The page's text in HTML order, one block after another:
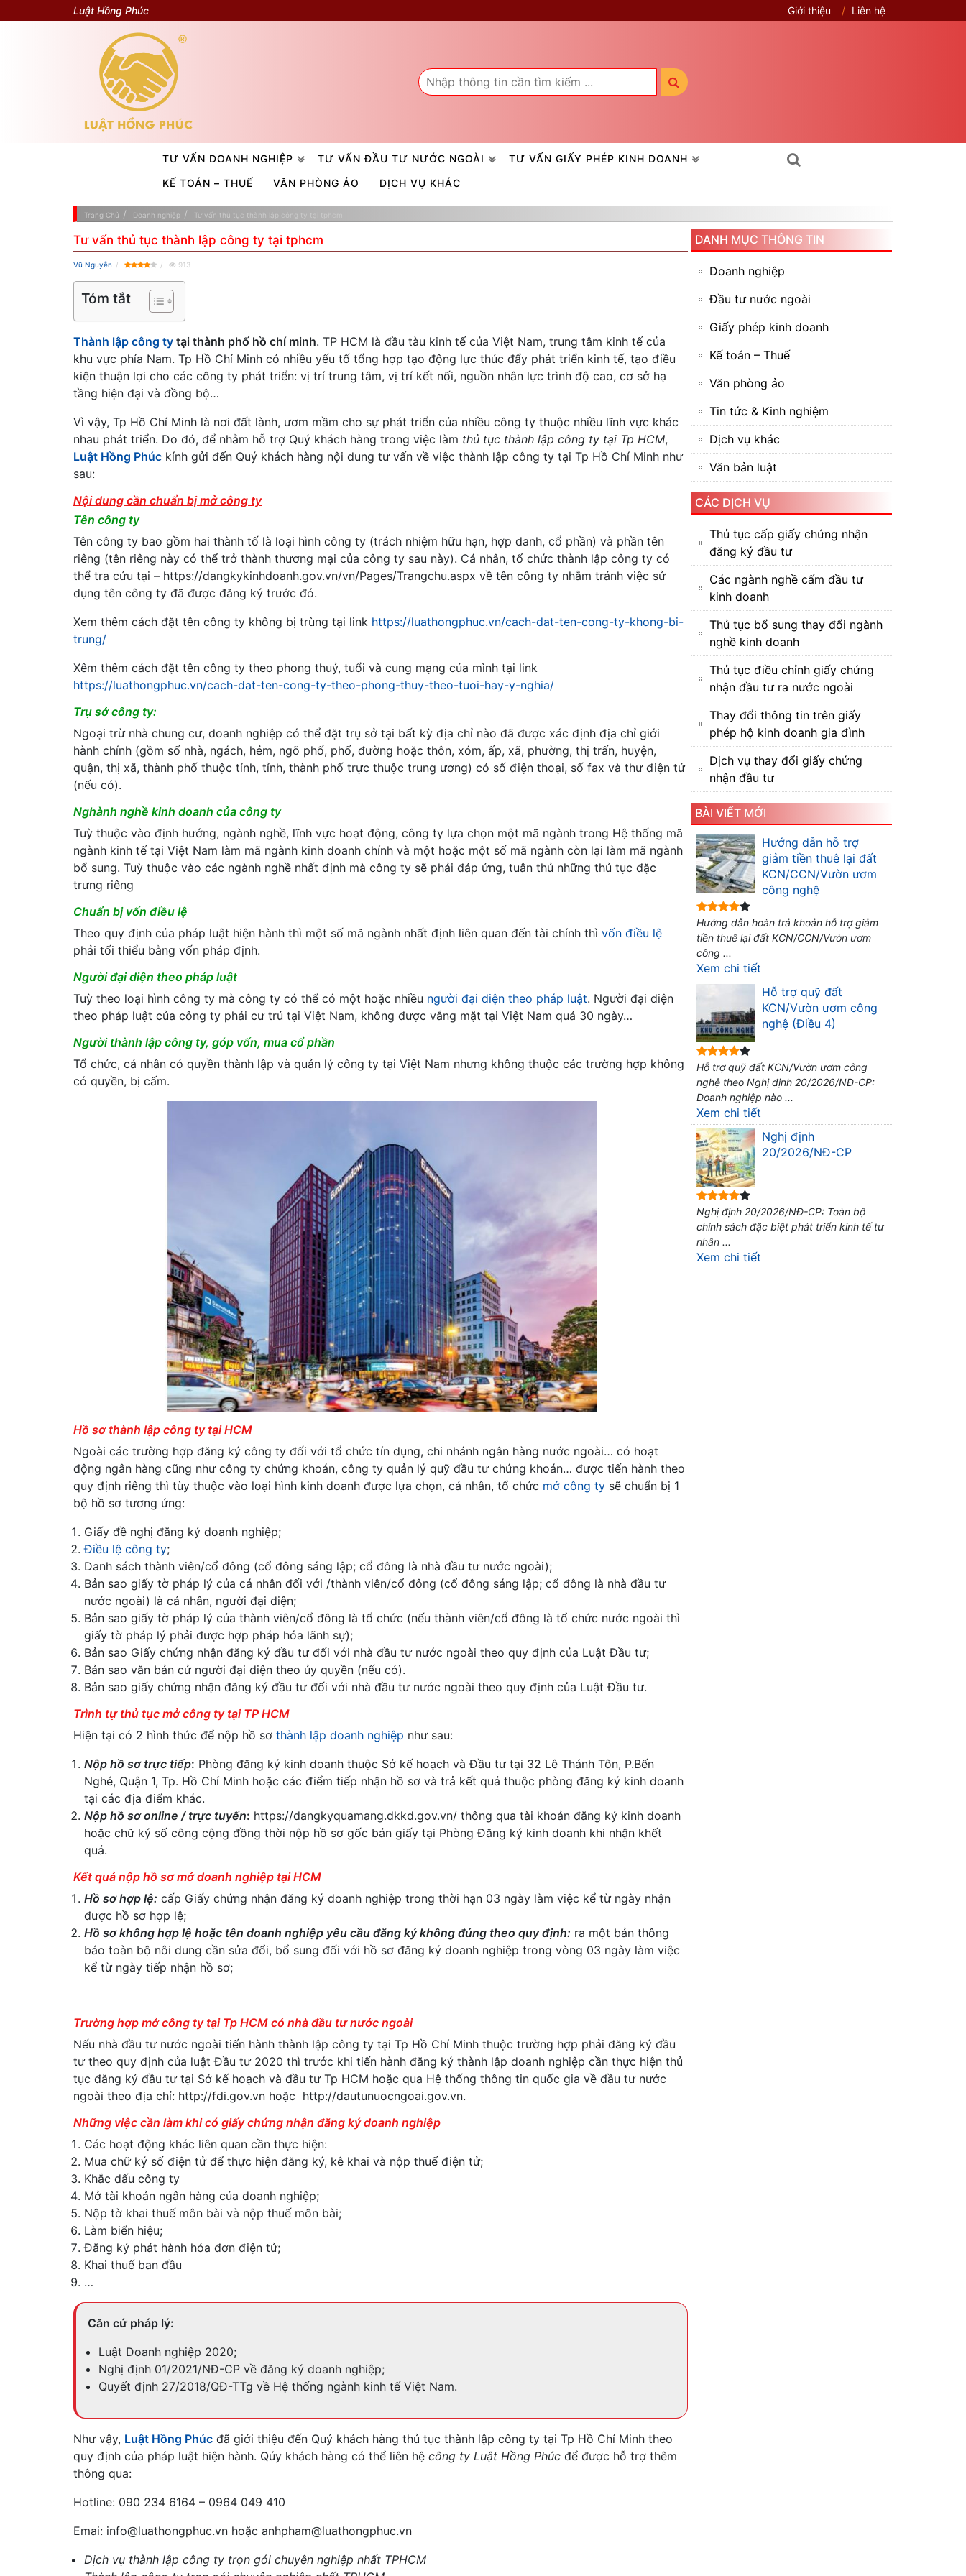
Luật Hồng Phúc Giới thiệu Liên hệ
TƯ VẤN DOANH NGHIỆP TƯ VẤN ĐẦU TƯ NƯỚC NGOÀI
TƯ VẤN GIẤY PHÉP KINH DOANH
KẾ TOÁN – THUẾ
VĂN PHÒNG ẢO DỊCH VỤ KHÁC
Trang Chủ Doanh nghiệp Tư vấn thủ tục thành lập công ty tại tphcm
Tư vấn thủ tục thành lập công ty tại tphcm
Vũ Nguyễn 913
Tóm tắt
Thành lập công ty tại thành phố hồ chí minh. TP HCM là đầu tàu kinh tế của Việt Nam, trung tâm kinh tế của
khu vực phía Nam. Tp Hồ Chí Minh có nhiều yếu tố tổng hợp tạo động lực thúc đẩy phát triển kinh tế, tạo điều
kiện thuận lợi cho các công ty phát triển: vị trí trung tâm, vị trí kết nối, nguồn nhân lực trình độ cao, cơ sở hạ
tầng hiện đại và đồng bộ…
Vì vậy, Tp Hồ Chí Minh là nơi đất lành, ươm mầm cho sự phát triển của nhiều công ty thuộc nhiều lĩnh vực khác
nhau phát triển. Do đó, để nhằm hỗ trợ Quý khách hàng trong việc làm thủ tục thành lập công ty tại Tp HCM,
Luật Hồng Phúc kính gửi đến Quý khách hàng nội dung tư vấn về việc thành lập công ty tại Tp Hồ Chí Minh như
sau:
Nội dung cần chuẩn bị mở công ty
Tên công ty
Tên công ty bao gồm hai thành tố là loại hình công ty (trách nhiệm hữu hạn, hợp danh, cổ phần) và phần tên
riêng (tên riêng này có thể trở thành thương mại của công ty sau này). Cá nhân, tổ chức thành lập công ty có
thể tra cứu tại – https://dangkykinhdoanh.gov.vn/vn/Pages/Trangchu.aspx về tên công ty nhằm tránh việc sử
dụng tên công ty đã được đăng ký trước đó.
Xem thêm cách đặt tên công ty không bị trùng tại link https://luathongphuc.vn/cach-dat-ten-cong-ty-khong-bi-
trung/
Xêm thêm cách đặt tên công ty theo phong thuỷ, tuổi và cung mạng của mình tại link
https://luathongphuc.vn/cach-dat-ten-cong-ty-theo-phong-thuy-theo-tuoi-hay-y-nghia/
Trụ sở công ty:
Ngoại trừ nhà chung cư, doanh nghiệp có thể đặt trụ sở tại bất kỳ địa chỉ nào đã được xác định địa chỉ giới
hành chính (gồm số nhà, ngách, hẻm, ngõ phố, phố, đường hoặc thôn, xóm, ấp, xã, phường, thị trấn, huyện,
quận, thị xã, thành phố thuộc tỉnh, tỉnh, thành phố trực thuộc trung ương) có số điện thoại, số fax và thư điện tử
(nếu có).
Nghành nghề kinh doanh của công ty
Tuỳ thuộc vào định hướng, ngành nghề, lĩnh vực hoạt động, công ty lựa chọn một mã ngành trong Hệ thống mã
ngành kinh tế tại Việt Nam làm mã ngành kinh doanh chính và một hoặc một số mã ngành còn lại làm mã ngành
bổ sung. Tuỳ thuộc vào các ngành nghề nhất định mà công ty sẽ phải đáp ứng, tuân thủ những thủ tục đặc
trưng riêng
Chuẩn bị vốn điều lệ
Theo quy định của pháp luật hiện hành thì một số mã ngành nhất định liên quan đến tài chính thì vốn điều lệ
phải tối thiểu bằng vốn pháp định.
Người đại diện theo pháp luật
Tuỳ theo loại hình công ty mà công ty có thể có một hoặc nhiều người đại diện theo pháp luật. Người đại diện
theo pháp luật của công ty phải cư trú tại Việt Nam, không được vắng mặt tại Việt Nam quá 30 ngày…
Người thành lập công ty, góp vốn, mua cổ phần
Tổ chức, cá nhân có quyền thành lập và quản lý công ty tại Việt Nam nhưng không thuộc các trường hợp không
có quyền, bị cấm.
Hồ sơ thành lập công ty tại HCM
Ngoài các trường hợp đăng ký công ty đối với tổ chức tín dụng, chi nhánh ngân hàng nước ngoài… có hoạt
động ngân hàng cũng như công ty chứng khoán, công ty quản lý quỹ đầu tư chứng khoán… được tiến hành theo
quy định riêng thì tùy thuộc vào loại hình kinh doanh được lựa chọn, cá nhân, tổ chức mở công ty sẽ chuẩn bị 1
bộ hồ sơ tương ứng:
Giấy đề nghị đăng ký doanh nghiệp;
Điều lệ công ty;
Danh sách thành viên/cổ đông (cổ đông sáng lập; cổ đông là nhà đầu tư nước ngoài);
Bản sao giấy tờ pháp lý của cá nhân đối với /thành viên/cổ đông (cổ đông sáng lập; cổ đông là nhà đầu tư
nước ngoài) là cá nhân, người đại diện;
Bản sao giấy tờ pháp lý của thành viên/cổ đông là tổ chức (nếu thành viên/cổ đông là tổ chức nước ngoài thì
giấy tờ pháp lý phải được hợp pháp hóa lãnh sự);
Bản sao Giấy chứng nhận đăng ký đầu tư đối với nhà đầu tư nước ngoài theo quy định của Luật Đầu tư;
Bản sao văn bản cử người đại diện theo ủy quyền (nếu có).
Bản sao giấy chứng nhận đăng ký đầu tư đối với nhà đầu tư nước ngoài theo quy định của Luật Đầu tư.
Trình tự thủ tục mở công ty tại TP HCM
Hiện tại có 2 hình thức để nộp hồ sơ thành lập doanh nghiệp như sau:
Nộp hồ sơ trực tiếp: Phòng đăng ký kinh doanh thuộc Sở kế hoạch và Đầu tư tại 32 Lê Thánh Tôn, P.Bến
Nghé, Quận 1, Tp. Hồ Chí Minh hoặc các điểm tiếp nhận hồ sơ và trả kết quả thuộc phòng đăng ký kinh doanh
tại các địa điểm khác.
Nộp hồ sơ online / trực tuyến: https://dangkyquamang.dkkd.gov.vn/ thông qua tài khoản đăng ký kinh doanh
hoặc chữ ký số công cộng đồng thời nộp hồ sơ gốc bản giấy tại Phòng Đăng ký kinh doanh khi nhận khết
quả.
Kết quả nộp hồ sơ mở doanh nghiệp tại HCM
Hồ sơ hợp lệ: cấp Giấy chứng nhận đăng ký doanh nghiệp trong thời hạn 03 ngày làm việc kể từ ngày nhận
được hồ sơ hợp lệ;
Hồ sơ không hợp lệ hoặc tên doanh nghiệp yêu cầu đăng ký không đúng theo quy định: ra một bản thông
báo toàn bộ nôi dung cần sửa đổi, bổ sung đối với hồ sơ đăng ký doanh nghiệp trong vòng 03 ngày làm việc
kể từ ngày tiếp nhận hồ sơ;
Trường hợp mở công ty tại Tp HCM có nhà đầu tư nước ngoài
Nếu nhà đầu tư nước ngoài tiến hành thành lập công ty tại Tp Hồ Chí Minh thuộc trường hợp phải đăng ký đầu
tư theo quy định của luật Đầu tư 2020 thì trước khi tiến hành đăng ký thành lập doanh nghiệp cần thực hiện thủ
tục đăng ký đầu tư tại Sở kế hoạch và đầu tư Tp HCM hoặc qua Hệ thống thông tin quốc gia về đầu tư nước
ngoài theo địa chỉ: http://fdi.gov.vn hoặc http://dautunuocngoai.gov.vn.
Những việc cần làm khi có giấy chứng nhận đăng ký doanh nghiệp
Các hoạt động khác liên quan cần thực hiện:
Mua chữ ký số điện tử để thực hiện đăng ký, kê khai và nộp thuế điện tử;
Khắc dấu công ty
Mở tài khoản ngân hàng của doanh nghiệp;
Nộp tờ khai thuế môn bài và nộp thuế môn bài;
Làm biển hiệu;
Đăng ký phát hành hóa đơn điện tử;
Khai thuế ban đầu
…
Căn cứ pháp lý:
Luật Doanh nghiệp 2020;
Nghị định 01/2021/NĐ-CP về đăng ký doanh nghiệp;
Quyết định 27/2018/QĐ-TTg về Hệ thống ngành kinh tế Việt Nam.
Như vậy, Luật Hồng Phúc đã giới thiệu đến Quý khách hàng thủ tục thành lập công ty tại Tp Hồ Chí Minh theo
quy định của pháp luật hiện hành. Qúy khách hàng có thể liên hệ công ty Luật Hồng Phúc để được hỗ trợ thêm
thông qua:
Hotline: 090 234 6164 – 0964 049 410
Emai: info@luathongphuc.vn hoặc anhpham@luathongphuc.vn
Dịch vụ thành lập công ty trọn gói chuyên nghiệp nhất TPHCM
DANH MỤC THÔNG TIN
Doanh nghiệp
Đầu tư nước ngoài
Giấy phép kinh doanh
Kế toán – Thuế
Văn phòng ảo
Tin tức & Kinh nghiệm
Dịch vụ khác
Văn bản luật
CÁC DỊCH VỤ
Thủ tục cấp giấy chứng nhận
đăng ký đầu tư
Các ngành nghề cấm đầu tư
kinh doanh
Thủ tục bổ sung thay đổi ngành
nghề kinh doanh
Thủ tục điều chỉnh giấy chứng
nhận đầu tư ra nước ngoài
Thay đổi thông tin trên giấy
phép hộ kinh doanh gia đình
Dịch vụ thay đổi giấy chứng
nhận đầu tư
BÀI VIẾT MỚI
Hướng dẫn hỗ trợ
giảm tiền thuê lại đất
KCN/CCN/Vườn ươm
công nghệ
Hướng dẫn hoàn trả khoản hỗ trợ giảm
tiền thuê lại đất KCN/CCN/Vườn ươm
công ...
Xem chi tiết
Hỗ trợ quỹ đất
KCN/Vườn ươm công
nghệ (Điều 4)
Hỗ trợ quỹ đất KCN/Vườn ươm công
nghệ theo Nghị định 20/2026/NĐ-CP:
Doanh nghiệp nào ...
Xem chi tiết
Nghị định
20/2026/NĐ-CP
Nghị định 20/2026/NĐ-CP: Toàn bộ
chính sách đặc biệt phát triển kinh tế tư
nhân ...
Xem chi tiết